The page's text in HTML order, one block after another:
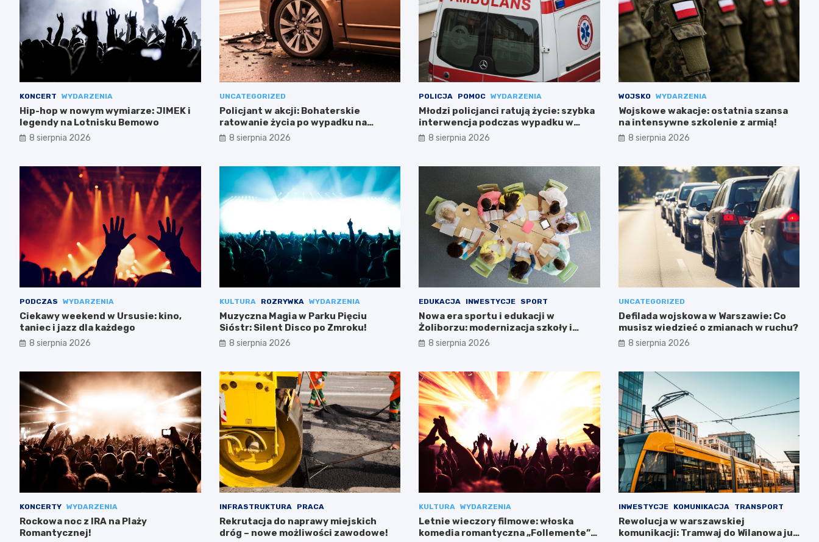
KONCERT WYDARZENIA
Hip-hop w nowym wymiarze: JIMEK i
legendy na Lotnisku Bemowo
8 sierpnia 2026
UNCATEGORIZED
Policjant w akcji: Bohaterskie
ratowanie życia po wypadku na
Mokotowie
8 sierpnia 2026
POLICJA POMOC WYDARZENIA
Młodzi policjanci ratują życie: szybka
interwencja podczas wypadku w
Warszawie
8 sierpnia 2026
WOJSKO WYDARZENIA
Wojskowe wakacje: ostatnia szansa
na intensywne szkolenie z armią!
8 sierpnia 2026
PODCZAS WYDARZENIA
Ciekawy weekend w Ursusie: kino,
taniec i jazz dla każdego
8 sierpnia 2026
KULTURA ROZRYWKA WYDARZENIA
Muzyczna Magia w Parku Pięciu
Sióstr: Silent Disco po Zmroku!
8 sierpnia 2026
EDUKACJA INWESTYCJE SPORT
Nowa era sportu i edukacji w
Żoliborzu: modernizacja szkoły i
boiska
8 sierpnia 2026
UNCATEGORIZED
Defilada wojskowa w Warszawie: Co
musisz wiedzieć o zmianach w ruchu?
8 sierpnia 2026
KONCERTY WYDARZENIA
Rockowa noc z IRA na Plaży
Romantycznej!
INFRASTRUKTURA PRACA
Rekrutacja do naprawy miejskich
dróg – nowe możliwości zawodowe!
KULTURA WYDARZENIA
Letnie wieczory filmowe: włoska
komedia romantyczna „Follemente”
INWESTYCJE KOMUNIKACJA TRANSPORT
Rewolucja w warszawskiej
komunikacji: Tramwaj do Wilanowa już